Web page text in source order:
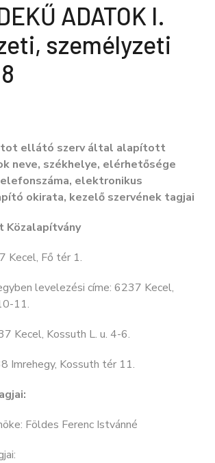
ADATOK I.
személyzeti
ellátó szerv által alapított
neve, székhelye, elérhetősége
elektronikus
okirata, kezelő szervének tagjai
Közalapítvány
Kecel, Fő tér 1.
levelezési címe: 6237 Kecel,
11.
Kecel, Kossuth L. u. 4-6.
Imrehegy, Kossuth tér 11.
Földes Ferenc Istvánné